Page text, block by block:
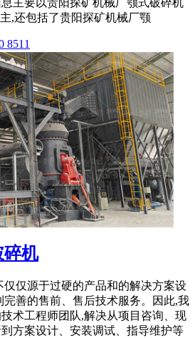
,还包括了贵阳探矿机械厂颚
8511
碎机
仅仅源于过硬的产品和的解决方案设
完善的售前、售后技术服务。因此,我
术工程师团队,解决从项目咨询、现
方案设计、安装调试、指导维护等